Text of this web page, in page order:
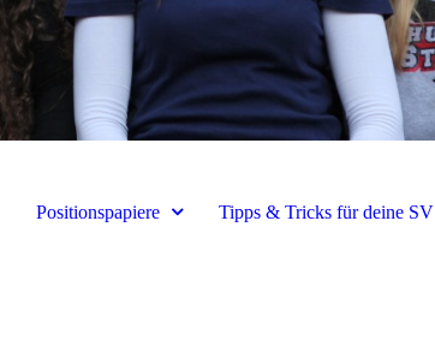
Positionspapiere Tipps & Tricks für deine SV